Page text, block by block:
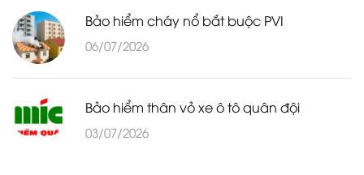
Bảo hiểm cháy nổ bắt buộc PVI
06/07/2026
Bảo hiểm thân vỏ xe ô tô quân đội
03/07/2026